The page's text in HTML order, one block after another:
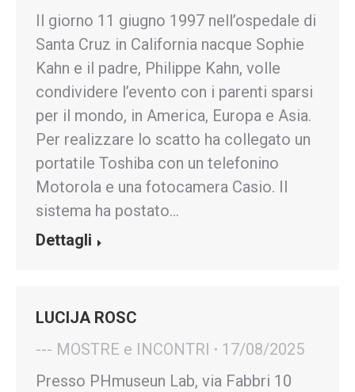
Il giorno 11 giugno 1997 nell’ospedale di
Santa Cruz in California nacque Sophie
Kahn e il padre, Philippe Kahn, volle
condividere l’evento con i parenti sparsi
per il mondo, in America, Europa e Asia.
Per realizzare lo scatto ha collegato un
portatile Toshiba con un telefonino
Motorola e una fotocamera Casio. Il
sistema ha postato…
Dettagli
LUCIJA ROSC
--- MOSTRE e INCONTRI
17/08/2025
Presso PHmuseun Lab, via Fabbri 10